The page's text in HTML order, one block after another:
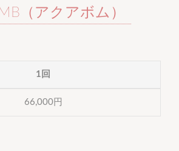
（アクアボム）
1回
66,000円